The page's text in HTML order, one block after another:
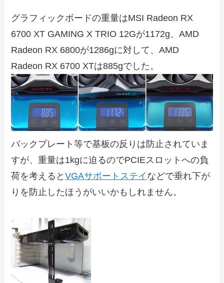
グラフィックボードの重量はMSI Radeon RX
6700 XT GAMING X TRIO 12Gが1172g、AMD
Radeon RX 6800が1286gに対して、AMD
Radeon RX 6700 XTは885gでした。
バックプレート等で基板の反りは防止されていま
すが、重量は1kgに迫るのでPCIEスロットへの負
荷を考えるとVGAサポートステイ などで垂れ下が
りを防止したほうがいいかもしれません。